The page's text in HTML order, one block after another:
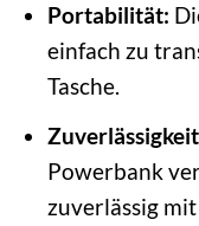
Portabilität:
einfach zu
Tasche.
Powerbank
zuverlässig